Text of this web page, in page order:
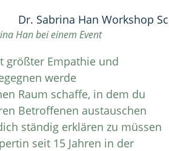
Han bei einem Event
größter Empathie und
werde
Raum schaffe, in dem du
Betroffenen austauschen
ständig erklären zu müssen
seit 15 Jahren in der